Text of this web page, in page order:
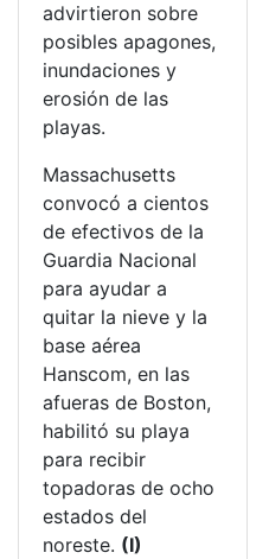
advirtieron sobre
posibles apagones,
inundaciones y
erosión de las
playas.
Massachusetts
convocó a cientos
de efectivos de la
Guardia Nacional
para ayudar a
quitar la nieve y la
base aérea
Hanscom, en las
afueras de Boston,
habilitó su playa
para recibir
topadoras de ocho
estados del
noreste. (I)